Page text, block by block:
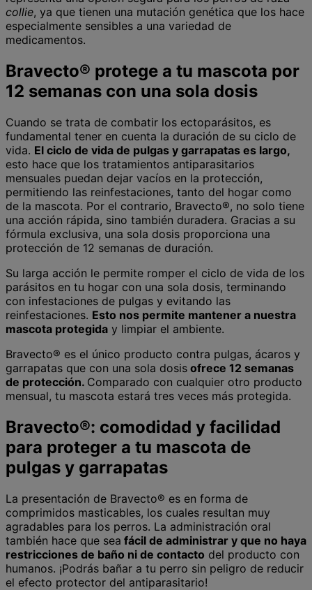
collie, ya que tienen una mutación genética que los hace
especialmente sensibles a una variedad de
medicamentos.
Bravecto® protege a tu mascota por
12 semanas con una sola dosis
Cuando se trata de combatir los ectoparásitos, es
fundamental tener en cuenta la duración de su ciclo de
vida. El ciclo de vida de pulgas y garrapatas es largo,
esto hace que los tratamientos antiparasitarios
mensuales puedan dejar vacíos en la protección,
permitiendo las reinfestaciones, tanto del hogar como
de la mascota. Por el contrario, Bravecto®, no solo tiene
una acción rápida, sino también duradera. Gracias a su
fórmula exclusiva, una sola dosis proporciona una
protección de 12 semanas de duración.
Su larga acción le permite romper el ciclo de vida de los
parásitos en tu hogar con una sola dosis, terminando
con infestaciones de pulgas y evitando las
reinfestaciones. Esto nos permite mantener a nuestra
mascota protegida y limpiar el ambiente.
Bravecto® es el único producto contra pulgas, ácaros y
garrapatas que con una sola dosis ofrece 12 semanas
de protección. Comparado con cualquier otro producto
mensual, tu mascota estará tres veces más protegida.
Bravecto®: comodidad y facilidad
para proteger a tu mascota de
pulgas y garrapatas
La presentación de Bravecto® es en forma de
comprimidos masticables, los cuales resultan muy
agradables para los perros. La administración oral
también hace que sea fácil de administrar y que no haya
restricciones de baño ni de contacto del producto con
humanos. ¡Podrás bañar a tu perro sin peligro de reducir
el efecto protector del antiparasitario!